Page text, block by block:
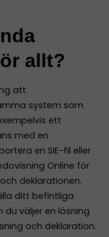
allt?
att
system som
ett
med en
en SIE-fil eller
Online för
deklarationen.
ditt befintliga
väljer en lösning
och deklaration.